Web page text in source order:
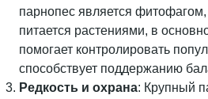
парнопес является фитофагом,
питается растениями, в
помогает контролировать
способствует поддержанию
Редкость и охрана: Крупный